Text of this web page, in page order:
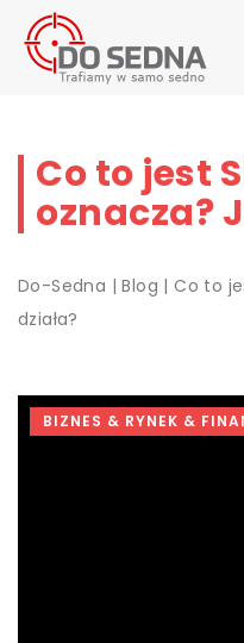
Co to jest
oznacza?
Do-Sedna |Blog |Co to
działa?
BIZNES & RYNEK &